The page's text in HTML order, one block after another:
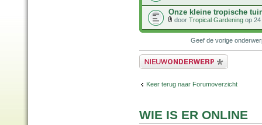
Onze kleine tropische
door Tropical Gardening op
Geef de vorige
Plaats een nieuw bericht
Keer terug naar Forumoverzicht
WIE IS ER ONLINE